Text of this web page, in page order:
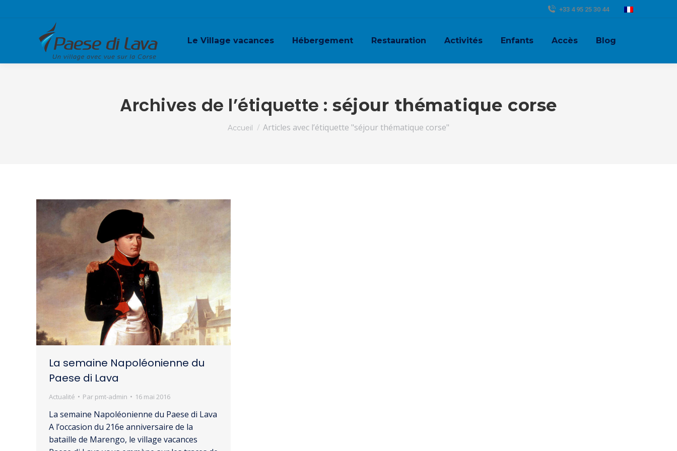
+33 4 95 25 30 44
Le Village vacances Hébergement Restauration Activités Enfants Accès Blog
Archives de l’étiquette :séjour thématique corse
Vous êtes ici :
Accueil Articles avec l’étiquette "séjour thématique corse"
La semaine Napoléonienne du
Paese di Lava
Actualité Par pmt-admin 16 mai 2016
La semaine Napoléonienne du Paese di Lava
A l’occasion du 216e anniversaire de la
bataille de Marengo, le village vacances